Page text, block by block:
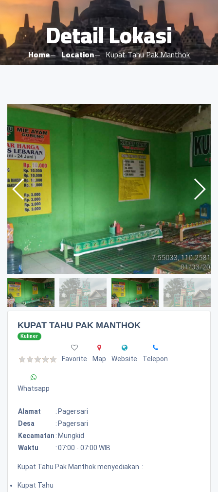
Detail Lokasi
Home Location Kupat Tahu Pak Manthok
KUPAT TAHU PAK MANTHOK
Kuliner
Favorite Map Website Telepon
Whatsapp
Alamat : Pagersari
Desa
: Pagersari
Kecamatan : Mungkid
Waktu
:07:00 - 07:00 WIB
Kupat Tahu Pak Manthok menyediakan :
Kupat Tahu